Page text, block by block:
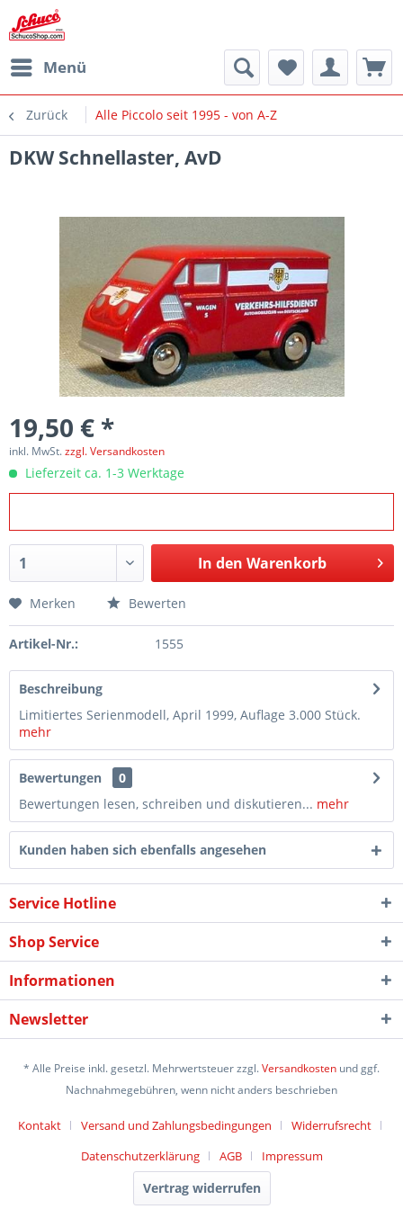
Menü
Zurück Alle Piccolo seit 1995 - von A-Z
DKW Schnellaster, AvD
19,50 € *
inkl. MwSt.zzgl. Versandkosten
Lieferzeit ca. 1-3 Werktage
In den Warenkorb
Merken Bewerten
Artikel-Nr.: 1555
Beschreibung
Limitiertes Serienmodell, April 1999, Auflage 3.000 Stück.
mehr
Bewertungen
0
Bewertungen lesen, schreiben und diskutieren... mehr
Kunden haben sich ebenfalls angesehen
Service Hotline
Shop Service
Informationen
Newsletter
* Alle Preise inkl. gesetzl. Mehrwertsteuer zzgl.Versandkosten und ggf.
Nachnahmegebühren, wenn nicht anders beschrieben
Kontakt Versand und Zahlungsbedingungen
Widerrufsrecht
Datenschutzerklärung
AGB Impressum
Vertrag widerrufen